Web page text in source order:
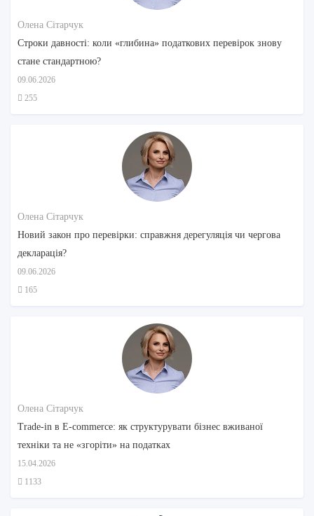
Олена Сітарчук
Строки давності: коли «глибина» податкових перевірок знову
стане стандартною?
09.06.2026
255
Олена Сітарчук
Новий закон про перевірки: справжня дерегуляція чи чергова
декларація?
09.06.2026
165
Олена Сітарчук
Trade-in в E-commerce: як структурувати бізнес вживаної
техніки та не «згоріти» на податках
15.04.2026
1133